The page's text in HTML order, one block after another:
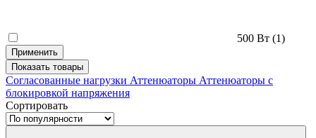
500 Вт (1)
Применить
Показать товары
Согласованные нагрузки Аттенюаторы Аттенюаторы с
блокировкой напряжения
Сортировать